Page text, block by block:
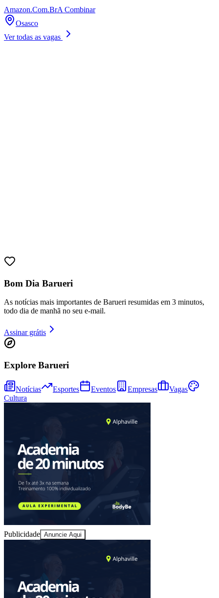
Bragantino
Amazon.Com.BrA Combinar
Osasco
Ver todas as vagas
Bom Dia Barueri
As notícias mais importantes de Barueri resumidas em 3 minutos,
todo dia de manhã no seu e-mail.
Assinar grátis
Explore Barueri
Notícias Esportes Eventos Empresas
Vagas
Cultura
Publicidade Anuncie Aqui